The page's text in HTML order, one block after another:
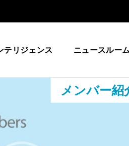
テリジェンス ニュースルー
メンバー紹